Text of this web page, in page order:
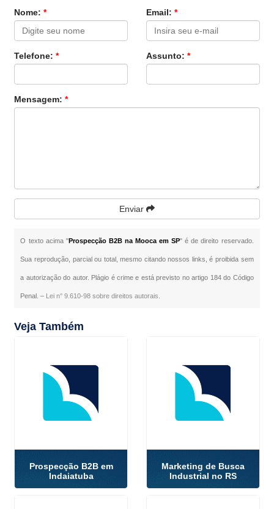
Nome:* Email: *
Telefone:* Assunto: *
Mensagem:*
Enviar
O texto acima "Prospecção B2B na Mooca em SP" é de direito reservado.
Sua reprodução, parcial ou total, mesmo citando nossos links, é proibida sem
a autorização do autor. Plágio é crime e está previsto no artigo 184 do Código
Penal. – Lei n° 9.610-98 sobre direitos autorais
Veja Também
Prospecção B2B em
Indaiatuba
Marketing de Busca
Industrial no RS